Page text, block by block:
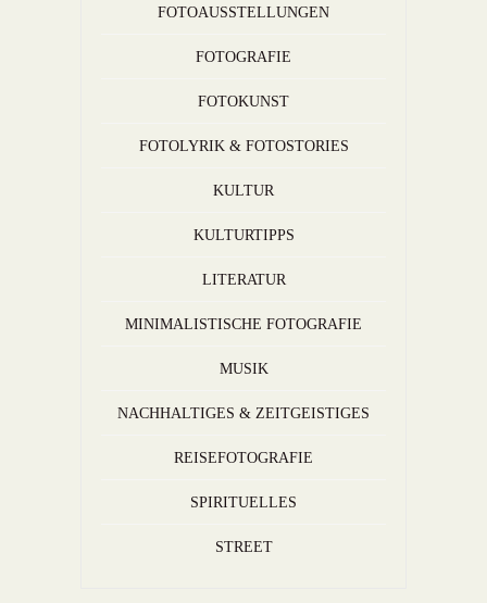
FOTOAUSSTELLUNGEN
FOTOGRAFIE
FOTOKUNST
FOTOLYRIK & FOTOSTORIES
KULTUR
KULTURTIPPS
LITERATUR
MINIMALISTISCHE FOTOGRAFIE
MUSIK
NACHHALTIGES & ZEITGEISTIGES
REISEFOTOGRAFIE
SPIRITUELLES
STREET